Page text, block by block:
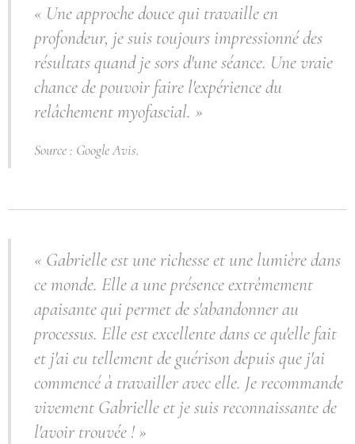
« Une approche douce qui travaille en
profondeur, je suis toujours impressionné des
résultats quand je sors d'une séance. Une vraie
chance de pouvoir faire l'expérience du
relâchement myofascial. »
Source : Google Avis.
« Gabrielle est une richesse et une lumière dans
ce monde. Elle a une présence extrêmement
apaisante qui permet de s'abandonner au
processus. Elle est excellente dans ce qu'elle fait
et j'ai eu tellement de guérison depuis que j'ai
commencé à travailler avec elle. Je recommande
vivement Gabrielle et je suis reconnaissante de
l'avoir trouvée ! »